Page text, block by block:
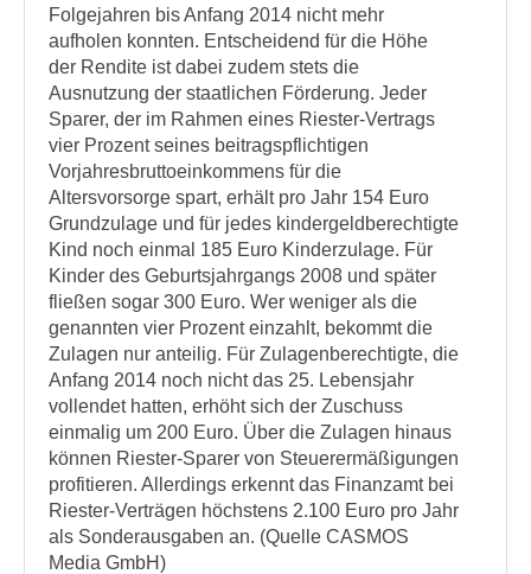
Folgejahren bis Anfang 2014 nicht mehr
aufholen konnten. Entscheidend für die Höhe
der Rendite ist dabei zudem stets die
Ausnutzung der staatlichen Förderung. Jeder
Sparer, der im Rahmen eines Riester-Vertrags
vier Prozent seines beitragspflichtigen
Vorjahresbruttoeinkommens für die
Altersvorsorge spart, erhält pro Jahr 154 Euro
Grundzulage und für jedes kindergeldberechtigte
Kind noch einmal 185 Euro Kinderzulage. Für
Kinder des Geburtsjahrgangs 2008 und später
fließen sogar 300 Euro. Wer weniger als die
genannten vier Prozent einzahlt, bekommt die
Zulagen nur anteilig. Für Zulagenberechtigte, die
Anfang 2014 noch nicht das 25. Lebensjahr
vollendet hatten, erhöht sich der Zuschuss
einmalig um 200 Euro. Über die Zulagen hinaus
können Riester-Sparer von Steuerermäßigungen
profitieren. Allerdings erkennt das Finanzamt bei
Riester-Verträgen höchstens 2.100 Euro pro Jahr
als Sonderausgaben an. (Quelle CASMOS
Media GmbH)